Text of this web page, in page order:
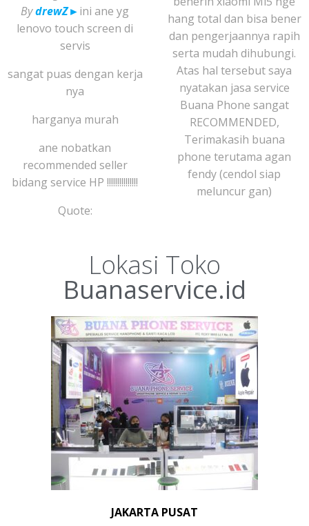
BydrewZ►ini ane yg
lenovo touch screen di
servis
sangat puas dengan kerja
nya
harganya murah
ane nobatkan
recommended seller
bidang service HP !!!!!!!!!!!!!!!
Quote:
hang total dan bisa bener
dan pengerjaannya rapih
serta mudah dihubungi.
Atas hal tersebut saya
nyatakan jasa service
Buana Phone sangat
RECOMMENDED,
Terimakasih buana
phone terutama agan
fendy (cendol siap
meluncur gan)
Lokasi Toko
Buanaservice.id
JAKARTA PUSAT